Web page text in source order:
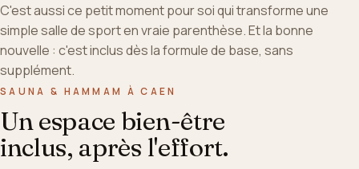
C'est aussi ce petit moment pour soi qui transforme une
simple salle de sport en vraie parenthèse. Et la bonne
nouvelle : c'est inclus dès la formule de base, sans
supplément.
SAUNA & HAMMAM À CAEN
Un espace bien-être
inclus, après l'effort.